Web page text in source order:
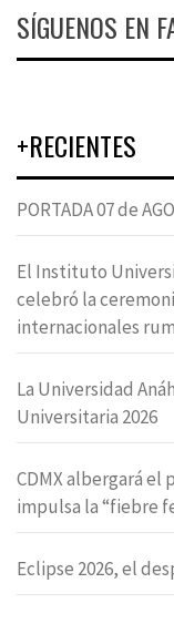
SÍGUENOS EN
+RECIENTES
PORTADA 07 de
El Instituto
celebró la
internacionales
La Universidad
Universitaria 2026
CDMX albergará el
impulsa la “fiebre
Eclipse 2026, el